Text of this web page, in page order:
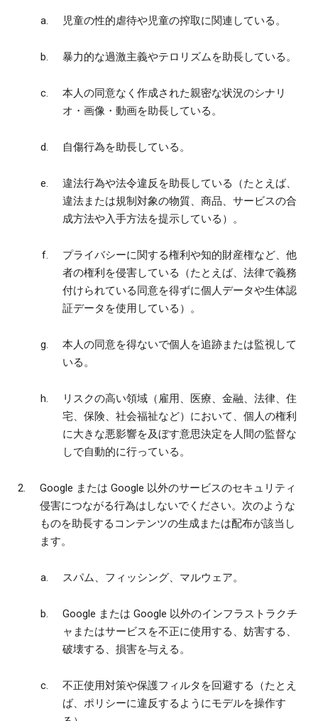
児童の性的虐待や児童の搾取に関連している。
暴力的な過激主義やテロリズムを助長している。
本人の同意なく作成された親密な状況のシナリ
オ・画像・動画を助長している。
自傷行為を助長している。
違法行為や法令違反を助長している（たとえば、
違法または規制対象の物質、商品、サービスの合
成方法や入手方法を提示している）。
プライバシーに関する権利や知的財産権など、他
者の権利を侵害している（たとえば、法律で義務
付けられている同意を得ずに個人データや生体認
証データを使用している）。
本人の同意を得ないで個人を追跡または監視して
いる。
リスクの高い領域（雇用、医療、金融、法律、住
宅、保険、社会福祉など）において、個人の権利
に大きな悪影響を及ぼす意思決定を人間の監督な
しで自動的に行っている。
Google または Google 以外のサービスのセキュリティ
侵害につながる行為はしないでください。次のような
ものを助長するコンテンツの生成または配布が該当し
ます。
スパム、フィッシング、マルウェア。
Google または Google 以外のインフラストラクチ
ャまたはサービスを不正に使用する、妨害する、
破壊する、損害を与える。
不正使用対策や保護フィルタを回避する（たとえ
ば、ポリシーに違反するようにモデルを操作す